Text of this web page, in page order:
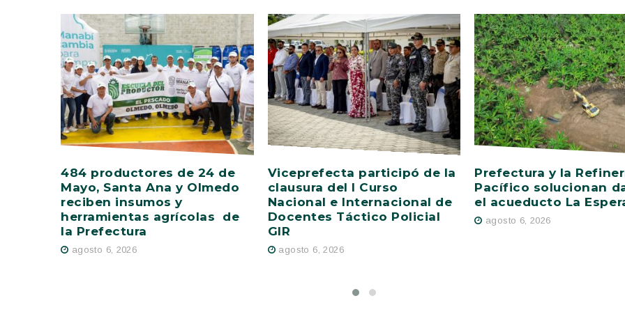
484 productores de 24 de
Mayo, Santa Ana y Olmedo
reciben insumos y
herramientas agrícolas de
la Prefectura
agosto 6, 2026
Viceprefecta participó de la
clausura del I Curso
Nacional e Internacional de
Docentes Táctico Policial
GIR
agosto 6, 2026
Prefectura y la
Pacífico solucionan
el acueducto La
agosto 6, 2026